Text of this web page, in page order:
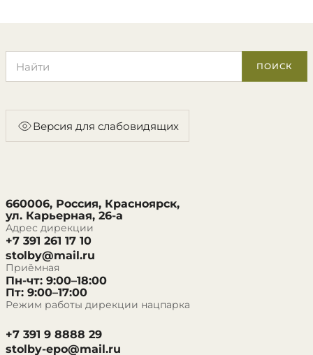
ПОИСК
Версия для слабовидящих
660006, Россия, Красноярск,
ул. Карьерная, 26-а
Адрес дирекции
+7 391 261 17 10
stolby@mail.ru
Приёмная
Пн-чт: 9:00–18:00
Пт: 9:00–17:00
Режим работы дирекции нацпарка
+7 391 9 8888 29
stolby-epo@mail.ru